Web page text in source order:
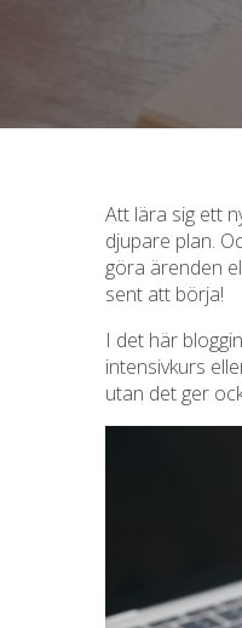
Att lära sig ett
djupare plan.
göra ärenden
sent att börja!
I det här
intensivkurs
utan det ger